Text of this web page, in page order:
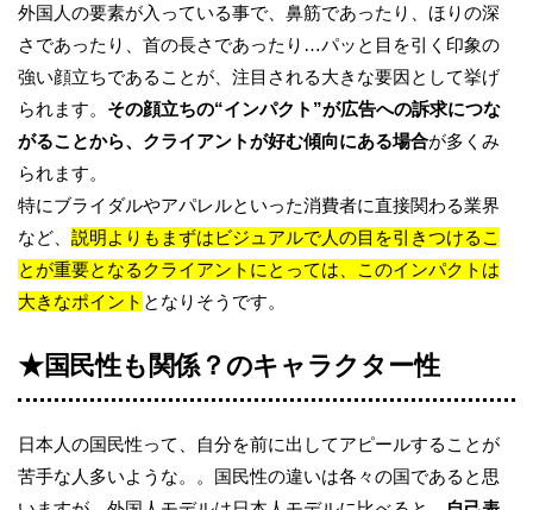
外国人の要素が入っている事で、鼻筋であったり、ほりの深
さであったり、首の長さであったり…パッと目を引く印象の
強い顔立ちであることが、注目される大きな要因として挙げ
られます。 その顔立ちの“インパクト”が広告への訴求につな
がることから、クライアントが好む傾向にある場合が多くみ
られます。
特にブライダルやアパレルといった消費者に直接関わる業界
など、 説明よりもまずはビジュアルで人の目を引きつけるこ
とが重要となるクライアントにとっては、このインパクトは
大きなポイント となりそうです。
★国民性も関係？のキャラクター性
日本人の国民性って、自分を前に出してアピールすることが
苦手な人多いような。。国民性の違いは各々の国であると思